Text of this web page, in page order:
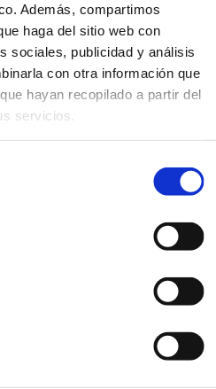
Además, compartimos
haga del sitio web con
sociales, publicidad y análisis
con otra información que
hayan recopilado a partir del
servicios.
de 373 metros, es el
al jugador un
vistas. Bastante recto de
búnkeres a izquierda y
poco largo.
345 326